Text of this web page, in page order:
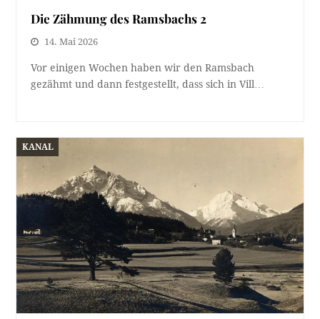
Die Zähmung des Ramsbachs 2
14. Mai 2026
Vor einigen Wochen haben wir den Ramsbach
gezähmt und dann festgestellt, dass sich in Vill…
KANAL